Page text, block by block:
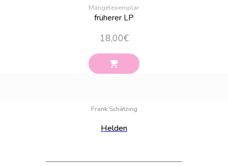
Mängelexemplar
früherer LP
18,00€
Frank Schätzing
Helden